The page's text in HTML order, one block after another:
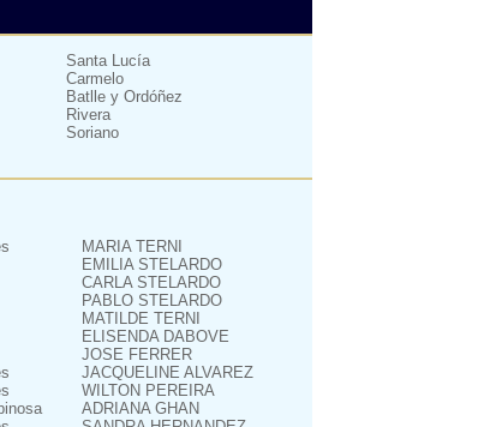
Santa Lucía
Carmelo
Batlle y Ordóñez
Rivera
Soriano
MARIA TERNI
EMILIA STELARDO
CARLA STELARDO
PABLO STELARDO
MATILDE TERNI
ELISENDA DABOVE
JOSE FERRER
JACQUELINE ALVAREZ
WILTON PEREIRA
ADRIANA GHAN